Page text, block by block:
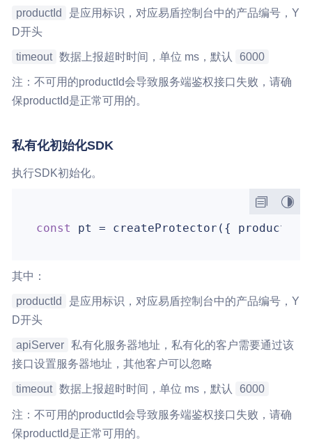
productId
是应用标识，对应易盾控制台中的产品编号，Y
D开头
timeout 数据上报超时时间，单位 ms，默认 6000
注：不可用的productId会导致服务端鉴权接口失败，请确
保productId是正常可用的。
私有化初始化SDK
执行SDK初始化。
const pt = createProtector({ productId
其中：
productId
是应用标识，对应易盾控制台中的产品编号，Y
D开头
apiServer 私有化服务器地址，私有化的客户需要通过该
接口设置服务器地址，其他客户可以忽略
timeout 数据上报超时时间，单位 ms，默认 6000
注：不可用的productId会导致服务端鉴权接口失败，请确
保productId是正常可用的。